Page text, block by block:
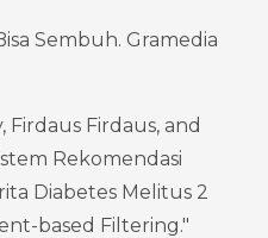
Sembuh. Gramedia
Firdaus Firdaus, and
Rekomendasi
Diabetes Melitus 2
based Filtering."